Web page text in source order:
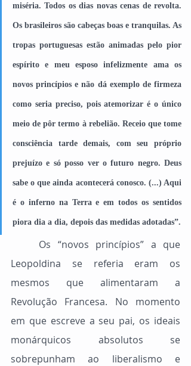
miséria. Todos os dias novas cenas de revolta.
Os brasileiros são cabeças boas e tranquilas. As
tropas portuguesas estão animadas pelo pior
espírito e meu esposo infelizmente ama os
novos princípios e não dá exemplo de firmeza
como seria preciso, pois atemorizar é o único
meio de pôr termo à rebelião. Receio que tome
consciência tarde demais, com seu próprio
prejuízo e só posso ver o futuro negro. Deus
sabe o que ainda acontecerá conosco. (...) Aqui
é o inferno na Terra e em todos os sentidos
piora dia a dia, depois das medidas adotadas”.
Leopoldina se referia eram os
mesmos que alimentaram a
Revolução Francesa. No momento
em que escreve a seu pai, os ideais
monárquicos absolutos se
sobrepunham ao liberalismo e